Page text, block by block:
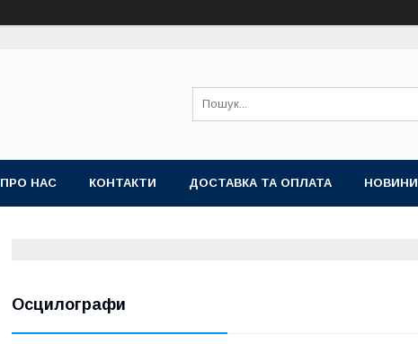
ПРО НАС КОНТАКТИ ДОСТАВКА ТА ОПЛАТА НОВИНИ
Осцилографи